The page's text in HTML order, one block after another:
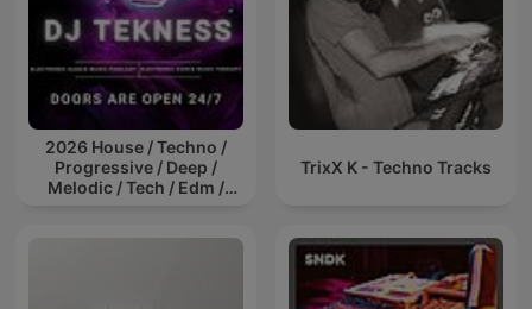
2026 House / Techno /
Progressive / Deep /
Melodic / Tech / Edm /
TrixX K - Techno Tracks